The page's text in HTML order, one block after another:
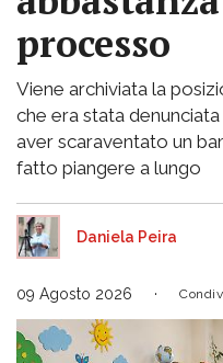
processo
Viene archiviata la
che era stata
aver scaraventato un
fatto piangere a lungo
Daniela Peira
09 Agosto 2026